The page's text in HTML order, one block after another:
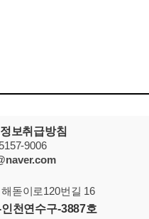
보취급방침
9006
돋이로120번길 16
천연수구-3887호